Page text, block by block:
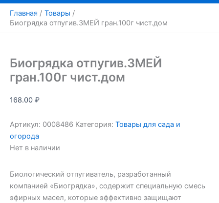
Главная
Товары
Биогрядка отпугив.ЗМЕЙ гран.100г чист.дом
Биогрядка отпугив.ЗМЕЙ
гран.100г чист.дом
168.00 ₽
Артикул: 0008486 Категория: Товары для сада и
огорода
Нет в наличии
Биологический отпугиватель, разработанный
компанией «Биогрядка», содержит специальную смесь
эфирных масел, которые эффективно защищают